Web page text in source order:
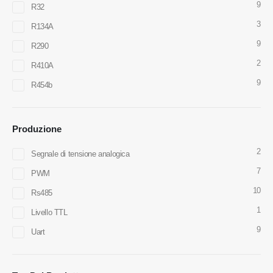
R32 9
R134A 3
R290 9
R410A 2
R454b 9
Produzione
Segnale di tensione analogica 2
PWM 7
Rs485 10
Livello TTL 1
Uart 9
Sensore R410
La nostra soluzione
Rilevamento delle perdite del
refrigerante per i sistemi HVAC